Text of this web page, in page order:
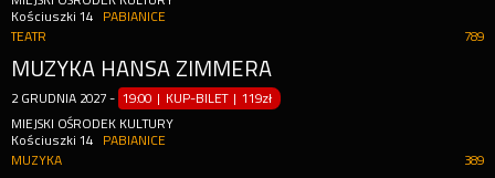
Kościuszki 14
PABIANICE
789
TEATR
MUZYKA HANSA ZIMMERA
2 GRUDNIA 2027 - 19:00 | KUP-BILET |119zł
MIEJSKI OŚRODEK KULTURY
Kościuszki 14
PABIANICE
389
MUZYKA